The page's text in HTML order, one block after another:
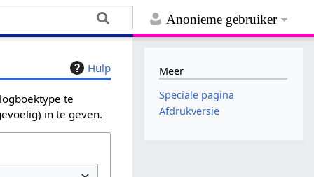
Anonieme gebruiker
Hulp
te
in te geven.
Meer
Speciale pagina
Afdrukversie